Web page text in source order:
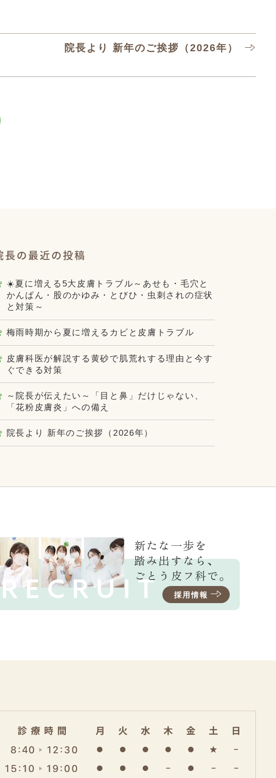
院長より 新年のご挨拶（2026年）
長の最近の投稿
☀️夏に増える5大皮膚トラブル～あせも・毛穴と
かんぱん・股のかゆみ・とびひ・虫刺されの症状
と対策～
梅雨時期から夏に増えるカビと皮膚トラブル
皮膚科医が解説する黄砂で肌荒れする理由と今す
ぐできる対策
～院長が伝えたい～「目と鼻」だけじゃない、
「花粉皮膚炎」への備え
院長より 新年のご挨拶（2026年）
新たな一歩を
踏み出すなら、
ごとう皮フ科で。
RECRUIT 採用情報